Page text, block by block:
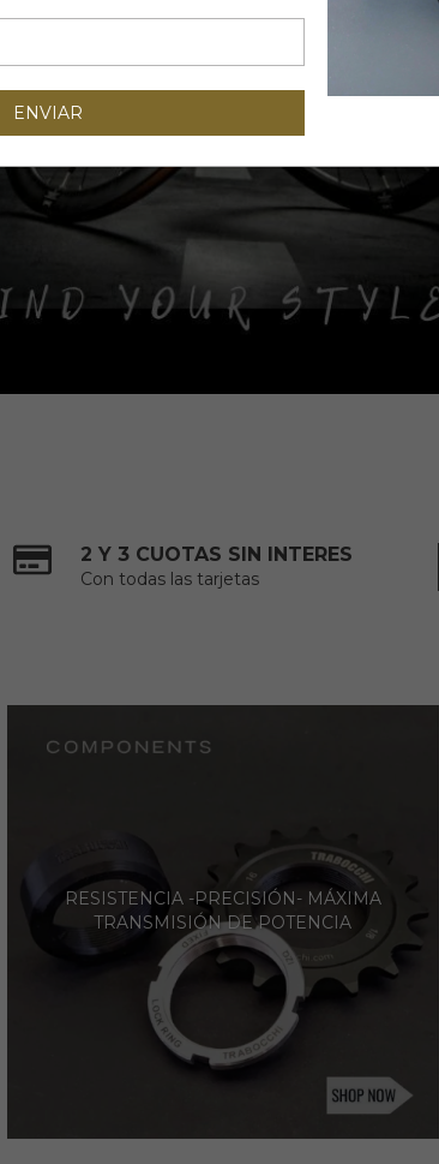
2 Y 3 CUOTAS SIN INTERES
Con todas las tarjetas
RESISTENCIA -PRECISIÓN- MÁXIMA
TRANSMISIÓN DE POTENCIA